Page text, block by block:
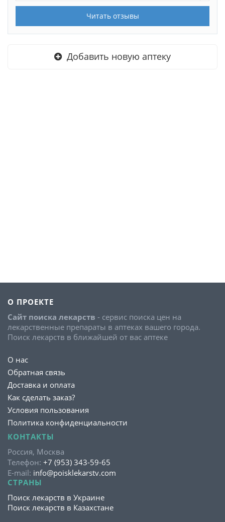
Читать отзывы
Добавить новую аптеку
О ПРОЕКТЕ
Сайт поиска лекарств - сервис поиска цен на
лекарственные препараты в аптеках вашего города.
Поиск лекарств в ближайшей от вас аптеке
О нас
Обратная связь
Доставка и оплата
Как сделать заказ?
Условия пользования
Политика конфиденциальности
КОНТАКТЫ
Россия, Москва
Телефон: +7 (953) 343-59-65
E-mail: info@poisklekarstv.com
СТРАНЫ
Поиск лекарств в Украине
Поиск лекарств в Казахстане